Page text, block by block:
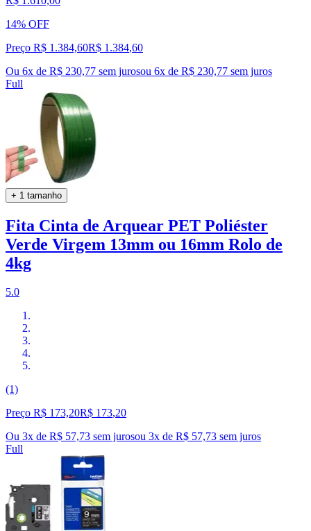
14% OFF
Preço R$ 1.384,60R$ 1.384,60
Ou 6x de R$ 230,77 sem jurosou 6x de R$ 230,77 sem juros
Full
+ 1 tamanho
Fita Cinta de Arquear PET Poliéster
Verde Virgem 13mm ou 16mm Rolo de
4kg
5.0
(1)
Preço R$ 173,20R$ 173,20
Ou 3x de R$ 57,73 sem jurosou 3x de R$ 57,73 sem juros
Full